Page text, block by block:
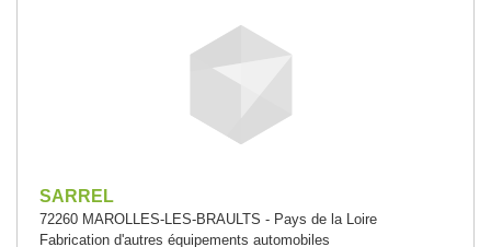
SARREL
72260 MAROLLES-LES-BRAULTS - Pays de la Loire
Fabrication d'autres équipements automobiles